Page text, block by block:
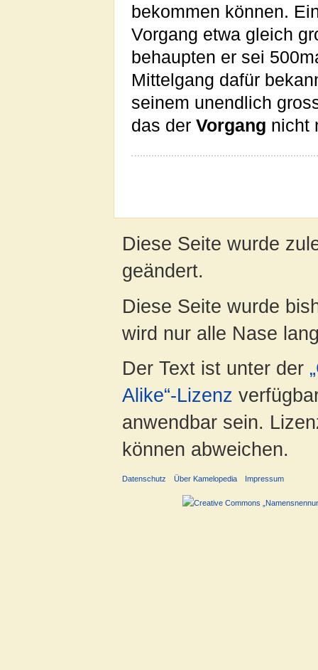
bekommen können.
Vorgang etwa gleich
behaupten er sei
Mittelgang dafür
seinem unendlich
das der Vorgang nicht
Diese Seite wurde
geändert.
Diese Seite wurde
wird nur alle Nase
Der Text ist unter der
Alike“-Lizenz
anwendbar sein.
können abweichen.
Datenschutz Über Kamelopedia Impressum